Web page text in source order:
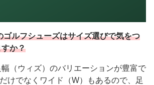
ゴルフシューズはサイズ選びで気をつ
か？
（ウィズ）のバリエーションが豊富で
けでなくワイド（W）もあるので、足